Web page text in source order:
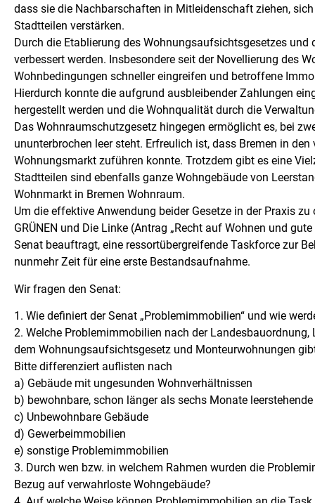
dass sie die Nachbarschaften in Mitleidenschaft ziehen,
Stadtteilen verstärken.
Durch die Etablierung des Wohnungsaufsichtsgesetzes
verbessert werden. Insbesondere seit der Novellierung des
Wohnbedingungen schneller eingreifen und betroffene
Hierdurch konnte die aufgrund ausbleibender Zahlungen
hergestellt werden und die Wohnqualität durch die
Das Wohnraumschutzgesetz hingegen ermöglicht es, bei
ununterbrochen leer steht. Erfreulich ist, dass Bremen in
Wohnungsmarkt zuführen konnte. Trotzdem gibt es eine
Stadtteilen sind ebenfalls ganze Wohngebäude von
Wohnmarkt in Bremen Wohnraum.
Um die effektive Anwendung beider Gesetze in der Praxis
GRÜNEN und Die Linke (Antrag „Recht auf Wohnen und
Senat beauftragt, eine ressortübergreifende Taskforce zur
nunmehr Zeit für eine erste Bestandsaufnahme.
Wir fragen den Senat:
1. Wie definiert der Senat „Problemimmobilien“ und wie
2. Welche Problemimmobilien nach der
dem Wohnungsaufsichtsgesetz und Monteurwohnungen
Bitte differenziert auflisten nach
a) Gebäude mit ungesunden Wohnverhältnissen
b) bewohnbare, schon länger als sechs Monate
c) Unbewohnbare Gebäude
d) Gewerbeimmobilien
e) sonstige Problemimmobilien
3. Durch wen bzw. in welchem Rahmen wurden die
Bezug auf verwahrloste Wohngebäude?